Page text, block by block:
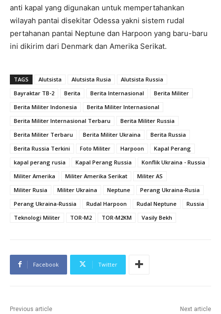
anti kapal yang digunakan untuk mempertahankan
wilayah pantai disekitar Odessa yakni sistem rudal
pertahanan pantai Neptune dan Harpoon yang baru-baru
ini dikirim dari Denmark dan Amerika Serikat.
TAGS Alutsista Alutsista Rusia
Alutsista Russia
Bayraktar TB-2
Berita Berita Internasional
Berita Militer
Berita Militer Indonesia
Berita Militer Internasional
Berita Militer Internasional Terbaru
Berita Militer Russia
Berita Militer Terbaru
Berita Militer Ukraina
Berita Russia
Berita Russia Terkini
Foto Militer Harpoon
Kapal Perang
kapal perang rusia
Kapal Perang Russia
Konflik Ukraina - Russia
Militer Amerika
Militer Amerika Serikat
Militer AS
Militer Rusia
Militer Ukraina Neptune
Perang Ukraina-Rusia
Perang Ukraina-Russia
Rudal Harpoon Rudal Neptune
Russia
Teknologi Militer
TOR-M2 TOR-M2KM Vasily Bekh
Facebook Twitter
Previous article Next article